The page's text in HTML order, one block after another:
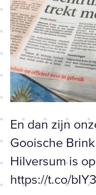
En dan zijn
Gooische
Hilversum is
https://t.co/